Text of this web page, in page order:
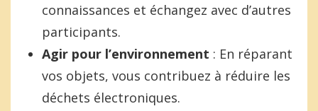
connaissances et échangez avec d’autres
participants.
Agir pour l’environnement : En réparant
vos objets, vous contribuez à réduire les
déchets électroniques.